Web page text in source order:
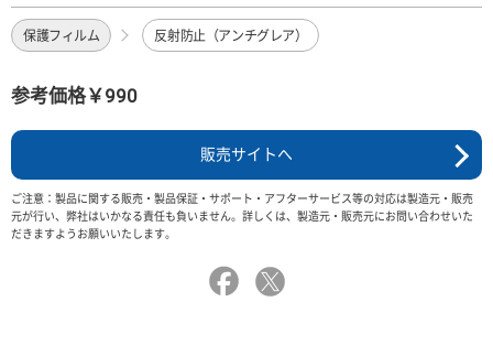
保護フィルム 反射防止（アンチグレア）
参考価格￥990
販売サイトへ
ご注意：製品に関する販売・製品保証・サポート・アフターサービス等の対応は製造元・販売
元が行い、弊社はいかなる責任も負いません。詳しくは、製造元・販売元にお問い合わせいた
だきますようお願いいたします。